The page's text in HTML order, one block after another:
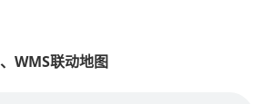
WMS联动地图